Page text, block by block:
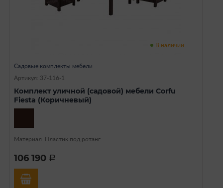
В наличии
Садовые комплекты мебели
Артикул: 37-116-1
Комплект уличной (садовой) мебели Corfu
Fiesta (Коричневый)
Материал: Пластик под ротанг
106 190 a